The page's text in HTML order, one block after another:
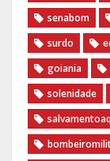
senabom
surdo
goiania
solenidade